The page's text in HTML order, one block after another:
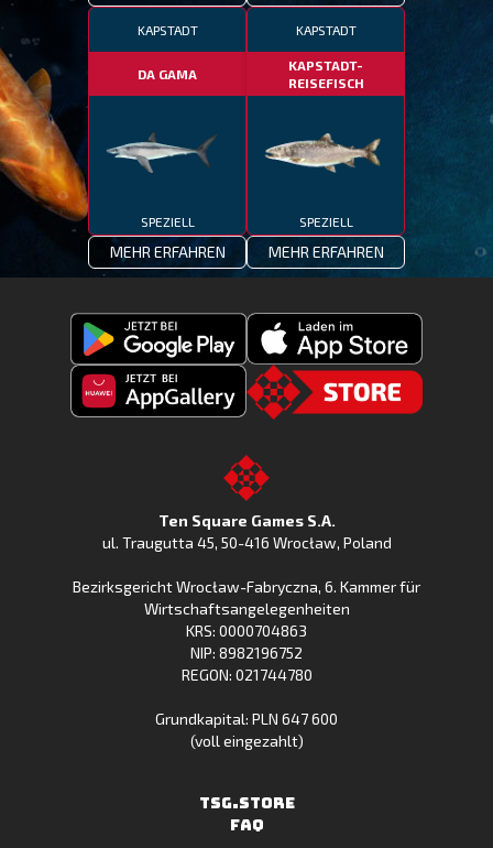
KAPSTADT
DA GAMA
SPEZIELL
MEHR ERFAHREN
KAPSTADT
KAPSTADT-
REISEFISCH
SPEZIELL
MEHR ERFAHREN
Fishing
Clash
Laden
Fishing
im
Apple
Store
Huawei
Gallery
to
the
Ten Square Games S.A.
ul. Traugutta 45, 50-416 Wrocław, Poland
Bezirksgericht Wrocław-Fabryczna, 6. Kammer für
Wirtschaftsangelegenheiten
KRS: 0000704863
NIP: 8982196752
REGON: 021744780
Grundkapital: PLN 647 600
(voll eingezahlt)
TSG.STORE
FAQ